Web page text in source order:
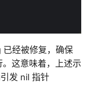
经被修复，确保
这意味着，上述示
发 nil 指针